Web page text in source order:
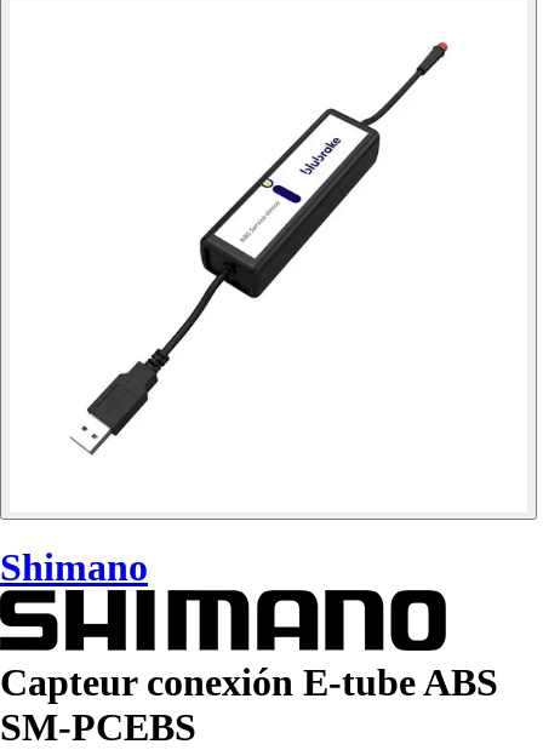
Shimano
Capteur conexión E-tube ABS
SM-PCEBS